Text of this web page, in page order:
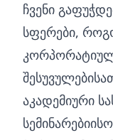
ჩვენი
სფერები,
აკადემიური